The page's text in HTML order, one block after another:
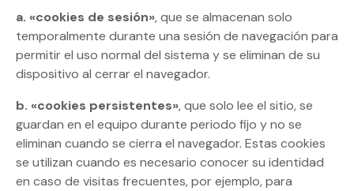
a. «cookies de sesión», que se almacenan solo
temporalmente durante una sesión de navegación para
permitir el uso normal del sistema y se eliminan de su
dispositivo al cerrar el navegador.
b. «cookies persistentes», que solo lee el sitio, se
guardan en el equipo durante periodo fijo y no se
eliminan cuando se cierra el navegador. Estas cookies
se utilizan cuando es necesario conocer su identidad
en caso de visitas frecuentes, por ejemplo, para